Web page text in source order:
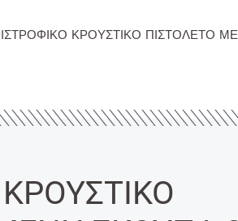
ΚΡΟΥΣΤΙΚΟ ΠΙΣΤΟΛΕΤΟ